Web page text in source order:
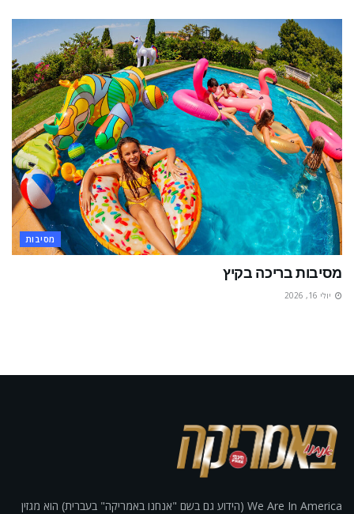
מסיבות
מסיבות בריכה בקיץ
יולי 16, 2026
We Are In America (הידוע גם בשם "אנחנו באמריקה" בעברית) הוא מגזין